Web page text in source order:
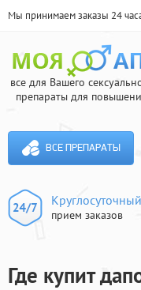
Мы принимаем заказы 24
все для Вашего
препараты для
ВСЕ ПРЕПАРАТЫ
Круглосуточный
прием заказов
Где купит